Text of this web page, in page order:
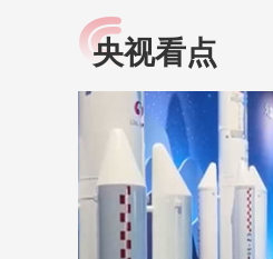
小央视频
央视网原创视频子品牌，
以更加贴近年轻人的视
角，有趣、有料、有故事
的方式解读时代。
央视看点